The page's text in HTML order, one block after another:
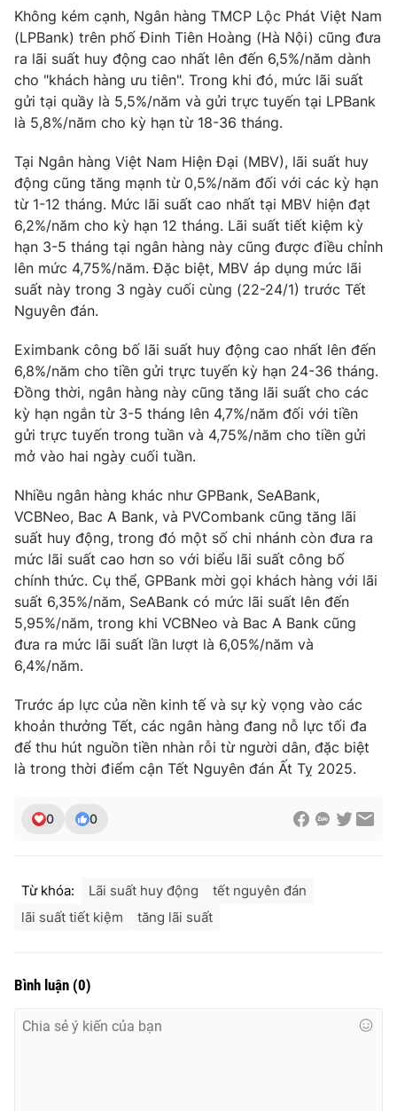
Khán giả
Giải sao mai
Âm nhạc
Sao
Du lịch
Làm đẹp
Chất lượng cuộc sống
Giáo dục
Tuyển sinh
Học trực tuyến
Công nghệ
Hitech Công nghệ tương lai
Sản phẩm
Thị trường
Tư vấn
Lịch phát sóng
Chuyên mục khác
Emagazine Podcast
Photo Infographic
Video Shorts video
VTV Money VTV Thể thao
VTV Sức khoẻ Bất động sản
Thị trường 24h Tấm lòng Việt
VTV4 Vươn mình bằng AI
VTV9 VTV8
Liên hệ tòa soạn English
Theo dõi báo trên
Giấy phép hoạt động báo in và báo điện tử số 483/GP-BTTTT
Tổng Biên tập:Vũ Thanh Thủy
Không kém cạnh, Ngân hàng TMCP Lộc Phát Việt Nam
(LPBank) trên phố Đinh Tiên Hoàng (Hà Nội) cũng đưa
ra lãi suất huy động cao nhất lên đến 6,5%/năm dành
cho "khách hàng ưu tiên". Trong khi đó, mức lãi suất
gửi tại quầy là 5,5%/năm và gửi trực tuyến tại LPBank
là 5,8%/năm cho kỳ hạn từ 18-36 tháng.
Tại Ngân hàng Việt Nam Hiện Đại (MBV), lãi suất huy
động cũng tăng mạnh từ 0,5%/năm đối với các kỳ hạn
từ 1-12 tháng. Mức lãi suất cao nhất tại MBV hiện đạt
6,2%/năm cho kỳ hạn 12 tháng. Lãi suất tiết kiệm kỳ
hạn 3-5 tháng tại ngân hàng này cũng được điều chỉnh
lên mức 4,75%/năm. Đặc biệt, MBV áp dụng mức lãi
suất này trong 3 ngày cuối cùng (22-24/1) trước Tết
Nguyên đán.
Eximbank công bố lãi suất huy động cao nhất lên đến
6,8%/năm cho tiền gửi trực tuyến kỳ hạn 24-36 tháng.
Đồng thời, ngân hàng này cũng tăng lãi suất cho các
kỳ hạn ngắn từ 3-5 tháng lên 4,7%/năm đối với tiền
gửi trực tuyến trong tuần và 4,75%/năm cho tiền gửi
mở vào hai ngày cuối tuần.
Nhiều ngân hàng khác như GPBank, SeABank,
VCBNeo, Bac A Bank, và PVCombank cũng tăng lãi
suất huy động, trong đó một số chi nhánh còn đưa ra
mức lãi suất cao hơn so với biểu lãi suất công bố
chính thức. Cụ thể, GPBank mời gọi khách hàng với lãi
suất 6,35%/năm, SeABank có mức lãi suất lên đến
5,95%/năm, trong khi VCBNeo và Bac A Bank cũng
đưa ra mức lãi suất lần lượt là 6,05%/năm và
6,4%/năm.
Trước áp lực của nền kinh tế và sự kỳ vọng vào các
khoản thưởng Tết, các ngân hàng đang nỗ lực tối đa
để thu hút nguồn tiền nhàn rỗi từ người dân, đặc biệt
là trong thời điểm cận Tết Nguyên đán Ất Tỵ 2025.
0 0
Từ khóa: Lãi suất huy động
tết nguyên đán
lãi suất tiết kiệm
tăng lãi suất
Bình luận (0)